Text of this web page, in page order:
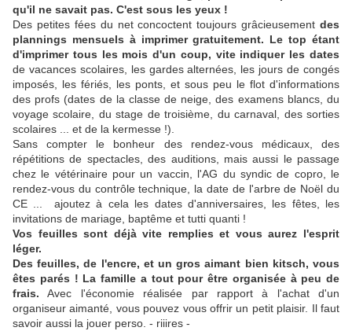
qu'il ne savait pas. C'est sous les yeux !
Des petites fées du net concoctent toujours grâcieusement des
plannings mensuels à imprimer gratuitement. Le top étant
d'imprimer tous les mois d'un coup, vite indiquer les dates
de vacances scolaires, les gardes alternées, les jours de congés
imposés, les fériés, les ponts, et sous peu le flot d'informations
des profs (dates de la classe de neige, des examens blancs, du
voyage scolaire, du stage de troisième, du carnaval, des sorties
scolaires ... et de la kermesse !).
Sans compter le bonheur des rendez-vous médicaux, des
répétitions de spectacles, des auditions, mais aussi le passage
chez le vétérinaire pour un vaccin, l'AG du syndic de copro, le
rendez-vous du contrôle technique, la date de l'arbre de Noël du
CE ... ajoutez à cela les dates d'anniversaires, les fêtes, les
invitations de mariage, baptême et tutti quanti !
Vos feuilles sont déjà vite remplies et vous aurez l'esprit
léger.
Des feuilles, de l'encre, et un gros aimant bien kitsch, vous
êtes parés ! La famille a tout pour être organisée à peu de
frais. Avec l'économie réalisée par rapport à l'achat d'un
organiseur aimanté, vous pouvez vous offrir un petit plaisir. Il faut
savoir aussi la jouer perso. - riiires -